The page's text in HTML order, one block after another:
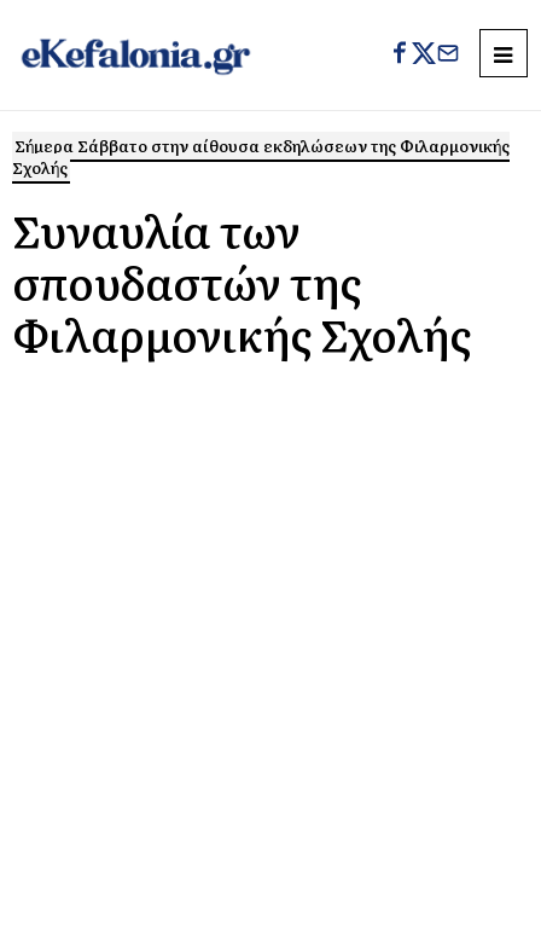
Σήμερα Σάββατο στην αίθουσα εκδηλώσεων της Φιλαρμονικής
Σχολής
Συναυλία των
σπουδαστών της
Φιλαρμονικής Σχολής